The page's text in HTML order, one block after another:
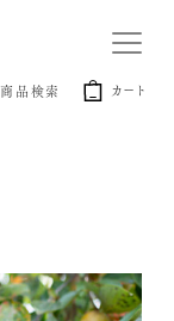
商品検索 カート